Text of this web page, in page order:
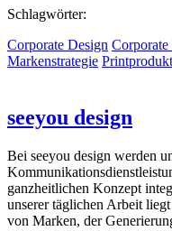
Schlagwörter:
Corporate Design
Markenstrategie
seeyou design
Bei seeyou design werden
ganzheitlichen Konzept
unserer täglichen Arbeit
von Marken, der